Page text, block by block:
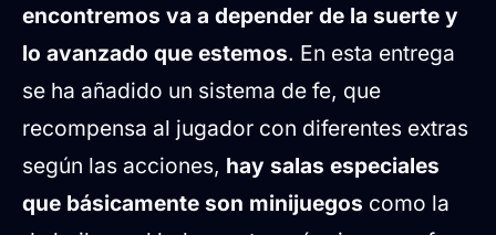
encontremos va a depender de la suerte y
lo avanzado que estemos. En esta entrega
se ha añadido un sistema de fe, que
recompensa al jugador con diferentes extras
según las acciones, hay salas especiales
que básicamente son minijuegos como la